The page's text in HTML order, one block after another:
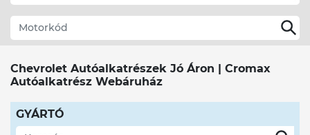
Chevrolet Autóalkatrészek Jó Áron | Cromax
Autóalkatrész Webáruház
GYÁRTÓ
Alfa Romeo
Audi
BMW